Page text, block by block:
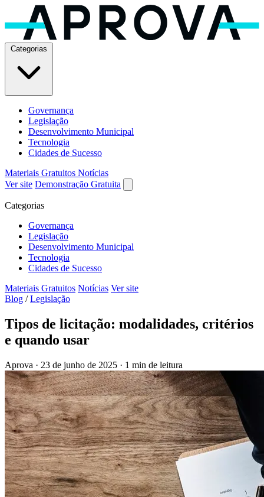
Governança
Legislação
Desenvolvimento Municipal
Tecnologia
Cidades de Sucesso
Materiais Gratuitos Notícias
Ver site Demonstração Gratuita
Categorias
Governança
Legislação
Desenvolvimento Municipal
Tecnologia
Cidades de Sucesso
Materiais Gratuitos Notícias Ver site
Blog / Legislação
Tipos de licitação: modalidades, critérios
e quando usar
Aprova · 23 de junho de 2025 · 1 min de leitura